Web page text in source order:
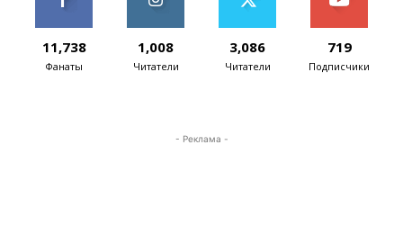
11,738
Фанаты
1,008
Читатели
3,086
Читатели
719
Подписчики
- Реклама -